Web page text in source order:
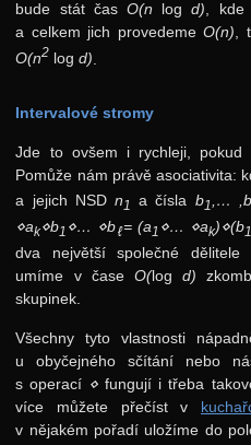
bude stát čas O(n log d) , kde
a celkem jich provedemeO(n) ,
O(n2 log d)
Intervalové stromy
Jde to ovšem i rychleji, pokud
Pomůže nám právě asociativita:
a jejich NSDn1 a čísla b1,… ,b
⋄ak⋄b1 ⋄… ⋄bℓ= (a1 ⋄… ⋄ak)⋄(b1
dva největší společné
umíme v čase O(log d)
skupinek.
Všechny tyto vlastnosti
u obyčejného sčítání nebo
s operací ⋄ fungují i třeba
více můžete přečíst v
v nějakém pořadí uložíme do